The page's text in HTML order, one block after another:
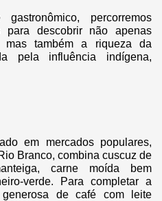
percorremos
descobrir não apenas
mas também a riqueza da
pela influência indígena,
em mercados populares,
Branco, combina cuscuz de
carne moída bem
verde. Para completar a
de café com leite